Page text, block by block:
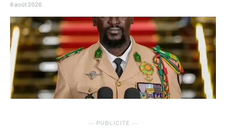
6 août 2026
― PUBLICITE ―